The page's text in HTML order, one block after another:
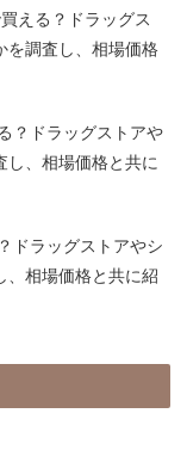
える？ドラッグス
を調査し、相場価格
？ドラッグストアや
し、相場価格と共に
ドラッグストアやシ
、相場価格と共に紹